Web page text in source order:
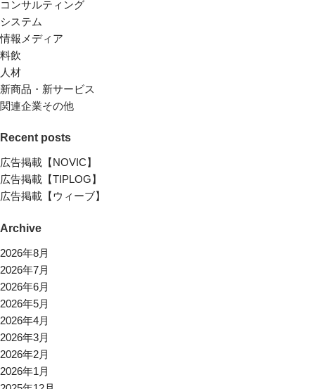
コンサルティング
システム
情報メディア
料飲
人材
新商品・新サービス
関連企業その他
Recent posts
広告掲載【NOVIC】
広告掲載【TIPLOG】
広告掲載【ウィーブ】
Archive
2026年8月
2026年7月
2026年6月
2026年5月
2026年4月
2026年3月
2026年2月
2026年1月